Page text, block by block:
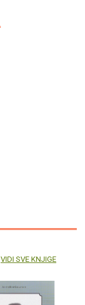
VIDI SVE KNJIGE